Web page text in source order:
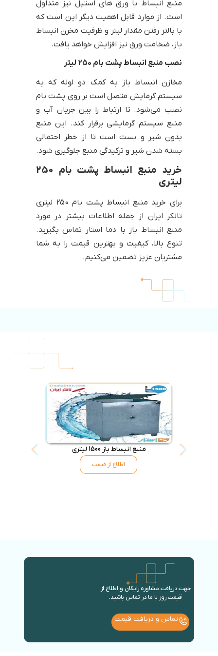
منبع انبساط با ورق های استیل نیز متداول
است. از موارد قابل اهمیت دیگر این است که
با بالتر رفتن مقدار لیتر و ظرفیت مخرن انبساط
باز، ضخامت ورق نیز افزایش خواهد یافت.
نصب منبع انبساط پشت بام 250 لیتر
مخازن انبساط باز به کمک دو لوله که به
سیستم گرمایش متصل است بر روی پشت بام
نصب می‌شود. تا ارتباط را بین جریان آب و
منبع سیستم گرمایشی برقرار کند. این منبع
بدون شیر و بست است تا از خطر احتمالی
بسته شدن شیر و ترکیدگی منبع جلوگیری شود.
خرید منبع انبساط پشت بام 250
لیتری
برای خرید منبع انبساط پشت بام 250 لیتری
تانکر ایران از جمله اطلاعات بیشتر در مورد
منبع انبساط باز با دما استار تماس بگیرید.
تنوع بالا، کیفیت و بهترین قیمت را به شما
مشتریان عزیز تضمین می‌کنیم.
منبع انبساط باز 1500 لیتری
اطلاع از قیمت
جهت دریافت مشاوره رایگان و اطلاع از
قیمت روز با ما در تماس باشید.
تماس و دریافت قیمت